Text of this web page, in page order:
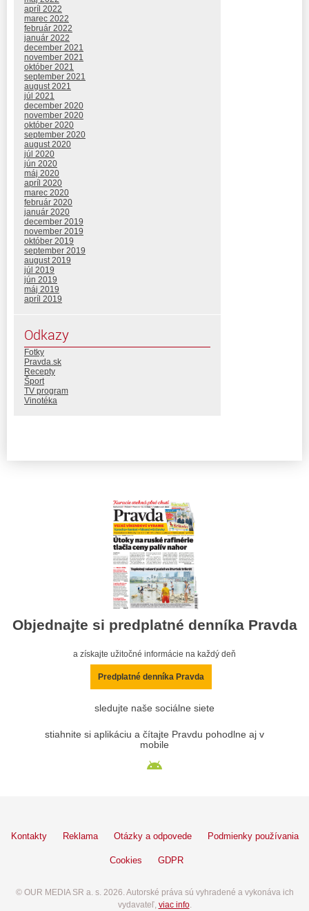
apríl 2022
marec 2022
február 2022
január 2022
december 2021
november 2021
október 2021
september 2021
august 2021
júl 2021
december 2020
november 2020
október 2020
september 2020
august 2020
júl 2020
jún 2020
máj 2020
apríl 2020
marec 2020
február 2020
január 2020
december 2019
november 2019
október 2019
september 2019
august 2019
júl 2019
jún 2019
máj 2019
apríl 2019
Odkazy
Fotky
Pravda.sk
Recepty
Šport
TV program
Vinotéka
Objednajte si predplatné denníka Pravda
a získajte užitočné informácie na každý deň
Predplatné denníka Pravda
sledujte naše sociálne siete
stiahnite si aplikáciu a čítajte Pravdu pohodlne aj v
mobile
Kontakty Reklama Otázky a odpovede Podmienky používania
Cookies GDPR
© OUR MEDIA SR a. s. 2026. Autorské práva sú vyhradené a vykonáva ich
vydavateľ, viac info.